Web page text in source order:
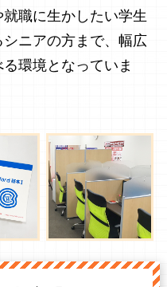
職に生かしたい学生
ニアの方まで、幅広
環境となっていま